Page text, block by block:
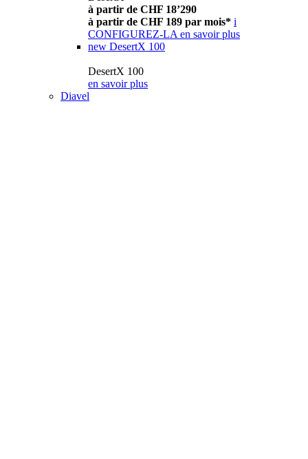
à partir de CHF 18’290
à partir de CHF 189 par mois* i
CONFIGUREZ-LA en savoir plus
new DesertX 100
DesertX 100
en savoir plus
Diavel